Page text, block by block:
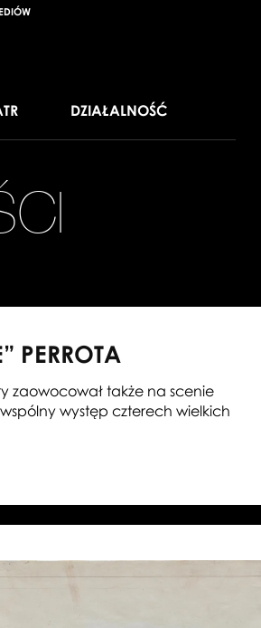
DZIAŁALNOŚĆ
QUATRE”
PERROTA
zaowocował także na scenie
występ czterech wielkich